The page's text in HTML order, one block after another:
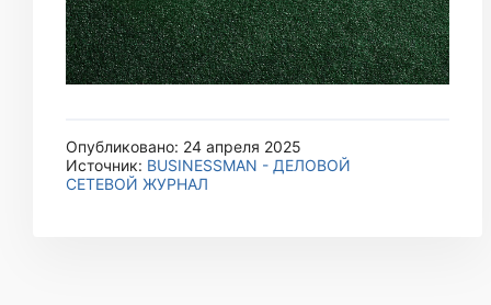
Опубликовано: 24 апреля 2025
Источник: BUSINESSMAN - ДЕЛОВОЙ
СЕТЕВОЙ ЖУРНАЛ